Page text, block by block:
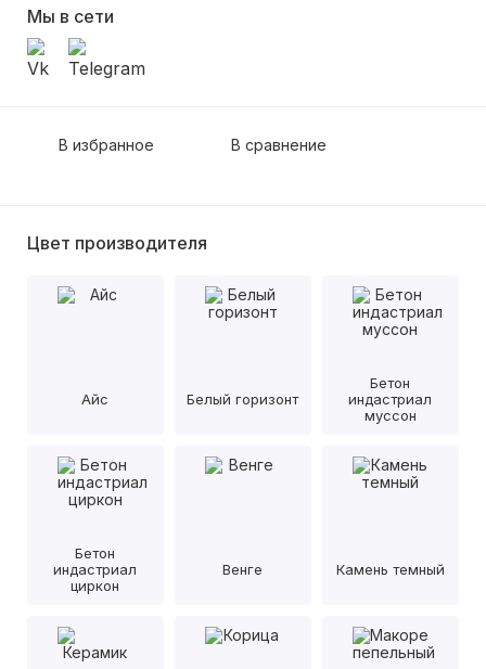
Мы в сети
В избранное В сравнение
Цвет производителя
Айс Белый горизонт
Бетон
индастриал
муссон
Бетон
индастриал
циркон
Венге Камень темный